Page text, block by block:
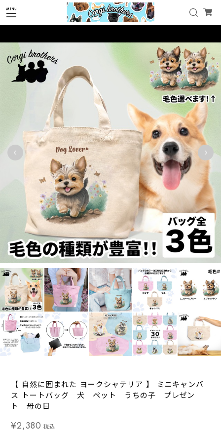
【 自然に囲まれた ヨークシャテリア 】 ミニキャンバ
ス トートバッグ 犬 ペット うちの子 プレゼン
ト 母の日
¥2,380 税込